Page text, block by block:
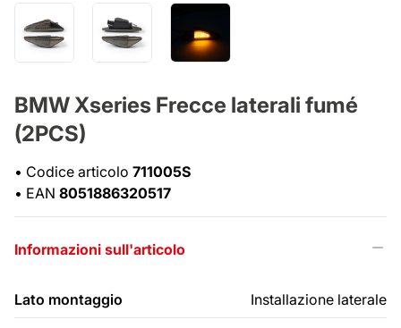
BMW Xseries Frecce laterali fumé
(2PCS)
• Codice articolo 711005S
• EAN 8051886320517
Informazioni sull'articolo
Lato montaggio Installazione laterale